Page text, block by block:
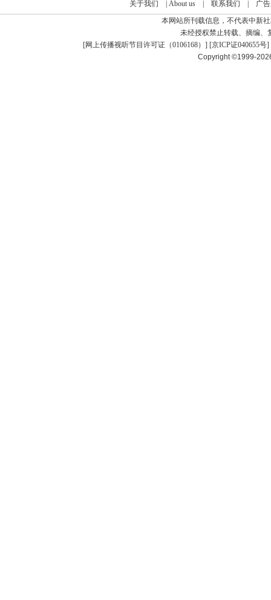
关于我们 About us| 联系我们
广
本网站所刊载信息，不代表中新
未经授权禁止转载、摘编、
[网上传播视听节目许可证（0106168） ] [京ICP证040655号]
Copyright ©1999-